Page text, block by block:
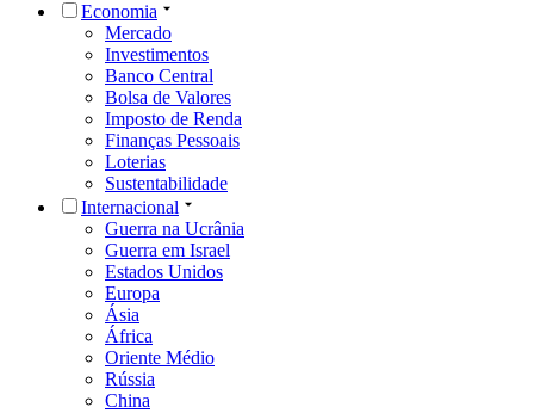
Economia
Mercado
Investimentos
Banco Central
Bolsa de Valores
Imposto de Renda
Finanças Pessoais
Loterias
Sustentabilidade
Internacional
Guerra na Ucrânia
Guerra em Israel
Estados Unidos
Europa
Ásia
África
Oriente Médio
Rússia
China